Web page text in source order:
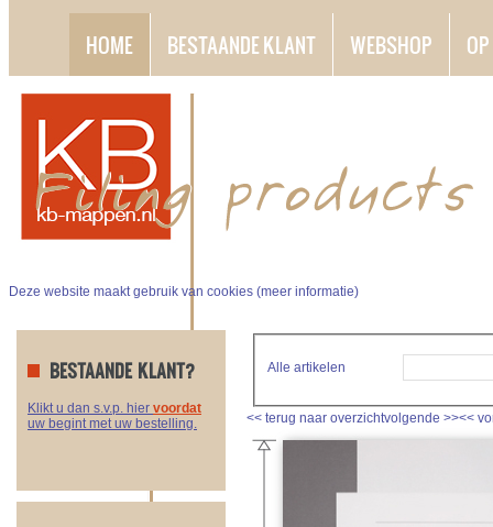
HOME BESTAANDE KLANT WEBSHOP
BESTAANDE KLANT?
Klikt u dan s.v.p. hier voordat
uw begint met uw bestelling.
Alle artikelen
<<terug naar overzichtvolgende >><<
Deze website maakt gebruik van cookies (meer informatie)